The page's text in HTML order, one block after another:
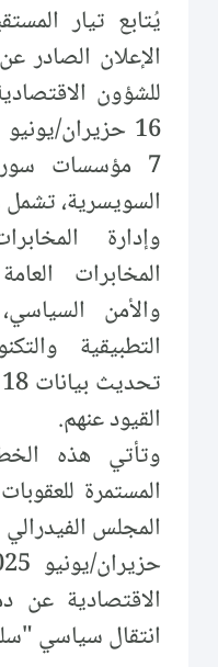
يُتابع تيار
الإعلان الصادر
7 مؤسسات
السويسرية، تشمل
وإدارة
المخابرات
والأمن
القيود عنهم.
وتأتي هذه
المستمرة
الاقتصادية عن
انتقال سياسي